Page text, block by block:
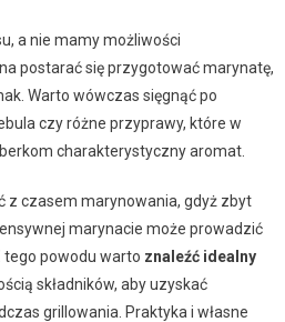
a nie mamy możliwości
postarać się przygotować marynatę,
Warto wówczas sięgnąć po
czy różne przyprawy, które w
charakterystyczny aromat.
z czasem marynowania, gdyż zbyt
marynacie może prowadzić
tego powodu warto znaleźć idealny
składników, aby uzyskać
grillowania. Praktyka i własne